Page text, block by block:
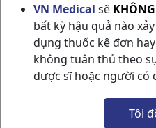
VN Medical sẽ KHÔNG
bất kỳ hậu quả nào
dụng thuốc kê đơn
không tuân thủ theo
dược sĩ hoặc người có
Tôi
Human Albumin
Baxtex 200g/l C50ml